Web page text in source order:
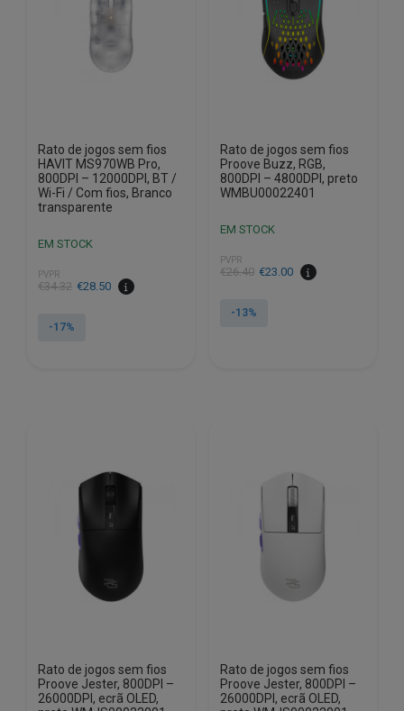
Rato de jogos sem fios
HAVIT MS970WB Pro,
800DPI – 12000DPI, BT /
Wi-Fi / Com fios, Branco
transparente
EM STOCK
PVPR
€34.32
O
original
€28.50
O
atual
-17%
Rato de jogos sem fios
Proove Buzz, RGB,
800DPI – 4800DPI, preto
WMBU00022401
EM STOCK
PVPR
€26.40
O
original
€23.00
O
atual
-13%
Rato de jogos sem fios
Proove Jester, 800DPI –
26000DPI, ecrã OLED,
Rato de jogos sem fios
Proove Jester, 800DPI –
26000DPI, ecrã OLED,